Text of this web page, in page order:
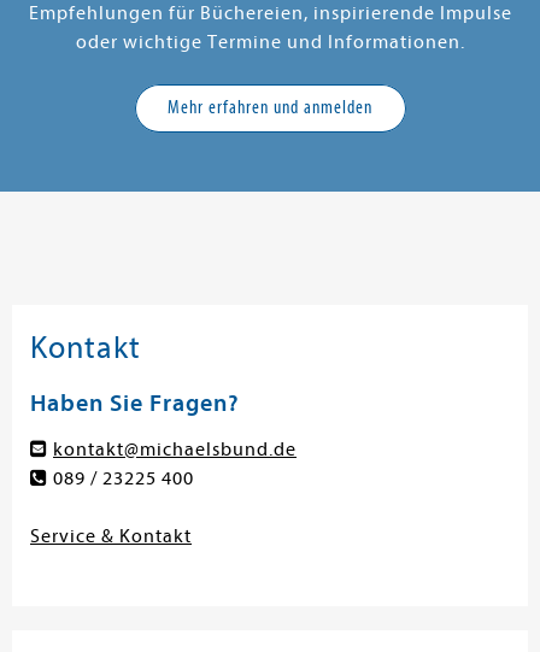
Empfehlungen für Büchereien, inspirierende Impulse
oder wichtige Termine und Informationen.
Mehr erfahren und anmelden
Kontakt
Haben Sie Fragen?
kontakt@michaelsbund.de
089 / 23225 400
Service & Kontakt